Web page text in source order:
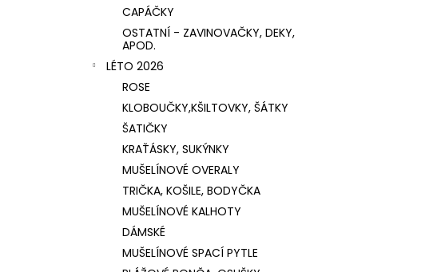
CAPÁČKY
OSTATNÍ - ZAVINOVAČKY, DEKY,
APOD.
LÉTO 2026
ROSE
KLOBOUČKY,KŠILTOVKY, ŠÁTKY
ŠATIČKY
KRAŤÁSKY, SUKÝNKY
MUŠELÍNOVÉ OVERALY
TRIČKA, KOŠILE, BODYČKA
MUŠELÍNOVÉ KALHOTY
DÁMSKÉ
MUŠELÍNOVÉ SPACÍ PYTLE